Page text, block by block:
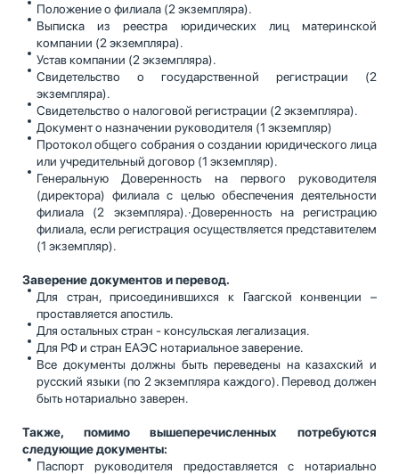
Положение о филиала (2 экземпляра).
Выписка из реестра юридических лиц материнской
компании (2 экземпляра).
Устав компании (2 экземпляра).
Свидетельство о государственной регистрации (2
экземпляра).
Свидетельство о налоговой регистрации (2 экземпляра).
Документ о назначении руководителя (1 экземпляр)
Протокол общего собрания о создании юридического лица
или учредительный договор (1 экземпляр).
Генеральную Доверенность на первого руководителя
(директора) филиала с целью обеспечения деятельности
филиала (2 экземпляра).·Доверенность на регистрацию
филиала, если регистрация осуществляется представителем
(1 экземпляр).
Заверение документов и перевод.
Для стран, присоединившихся к Гаагской конвенции –
проставляется апостиль.
Для остальных стран - консульская легализация.
Для РФ и стран ЕАЭС нотариальное заверение.
Все документы должны быть переведены на казахский и
русский языки (по 2 экземпляра каждого). Перевод должен
быть нотариально заверен.
Также, помимо вышеперечисленных потребуются
следующие документы:
Паспорт руководителя предоставляется с нотариально